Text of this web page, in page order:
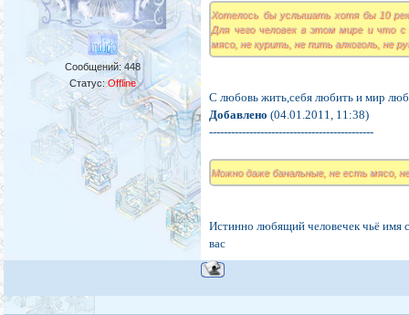
Сообщений: 448
Статус:Offline
Хотелось бы услышать хотя бы 10
Для чего человек в этом мире и что
мясо, не курить, не пить алкоголь, не
С любовь жить,себя любить и мир
Добавлено (04.01.2011, 11:38)
---------------------------------------------
Можно даже банальные, не есть мясо,
Истинно любящий человечек чьё имя
вас